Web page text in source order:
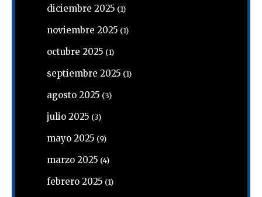
diciembre 2025 (1)
noviembre 2025 (1)
octubre 2025 (1)
septiembre 2025 (1)
agosto 2025 (3)
julio 2025 (3)
mayo 2025 (9)
marzo 2025 (4)
febrero 2025 (1)